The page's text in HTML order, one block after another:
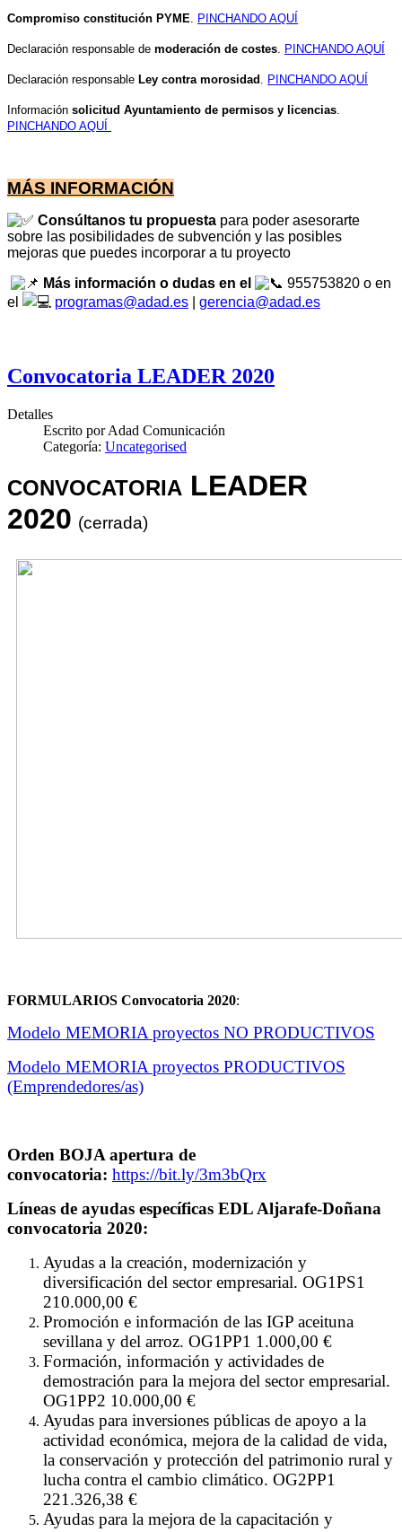
Compromiso constitución PYME. PINCHANDO AQUÍ
Declaración responsable de moderación de costes. PINCHANDO AQUÍ
Declaración responsable Ley contra morosidad . PINCHANDO AQUÍ
Información solicitud Ayuntamiento de permisos y licencias.
PINCHANDO AQUÍ
MÁS INFORMACIÓN
Consúltanos tu propuesta para poder asesorarte
sobre las posibilidades de subvención y las posibles
mejoras que puedes incorporar a tu proyecto
Más información o dudas en el
955753820 o en
el
programas@adad.es gerencia@adad.es
Convocatoria LEADER 2020
Detalles
Escrito porAdad Comunicación
Categoría: Uncategorised
CONVOCATORIA LEADER
2020 (cerrada)
FORMULARIOS Convocatoria 2020:
Modelo MEMORIA proyectos NO PRODUCTIVOS
Modelo MEMORIA proyectos PRODUCTIVOS
(Emprendedores/as)
Orden BOJA apertura de
convocatoria: https://bit.ly/3m3bQrx
Líneas de ayudas específicas EDL Aljarafe-Doñana
convocatoria 2020:
Ayudas a la creación, modernización y
diversificación del sector empresarial. OG1PS1
210.000,00 €
Promoción e información de las IGP aceituna
sevillana y del arroz. OG1PP1 1.000,00 €
Formación, información y actividades de
demostración para la mejora del sector empresarial.
OG1PP2 10.000,00 €
Ayudas para inversiones públicas de apoyo a la
actividad económica, mejora de la calidad de vida,
la conservación y protección del patrimonio rural y
lucha contra el cambio climático. OG2PP1
221.326,38 €
Ayudas para la mejora de la capacitación y